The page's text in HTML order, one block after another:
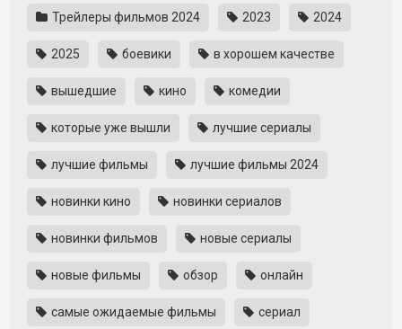
Трейлеры фильмов 2024 2023 2024
2025 боевики в хорошем качестве
вышедшие кино комедии
которые уже вышли лучшие сериалы
лучшие фильмы лучшие фильмы 2024
новинки кино новинки сериалов
новинки фильмов новые сериалы
новые фильмы обзор онлайн
самые ожидаемые фильмы сериал